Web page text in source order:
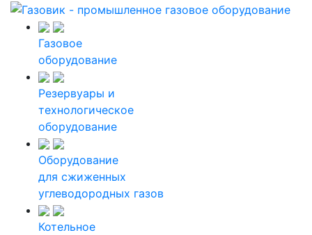
Газовое
оборудование
Резервуары и
технологическое
оборудование
Оборудование
для сжиженных
углеводородных газов
Котельное